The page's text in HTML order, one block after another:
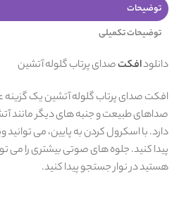
توضیحات
توضیحات تکمیلی
دانلودافکتصدای پرتاب گلوله آتشین
افکت صدای پرتاب گلوله آتشین یک گزینه
صداهای طبیعت و جنبه های دیگر مانند
دارد. با اسکرول کردن به پایین، می
پیدا کنید. جلوه های صوتی بیشتری را می
هستید در نوار جستجو پیدا کنید.